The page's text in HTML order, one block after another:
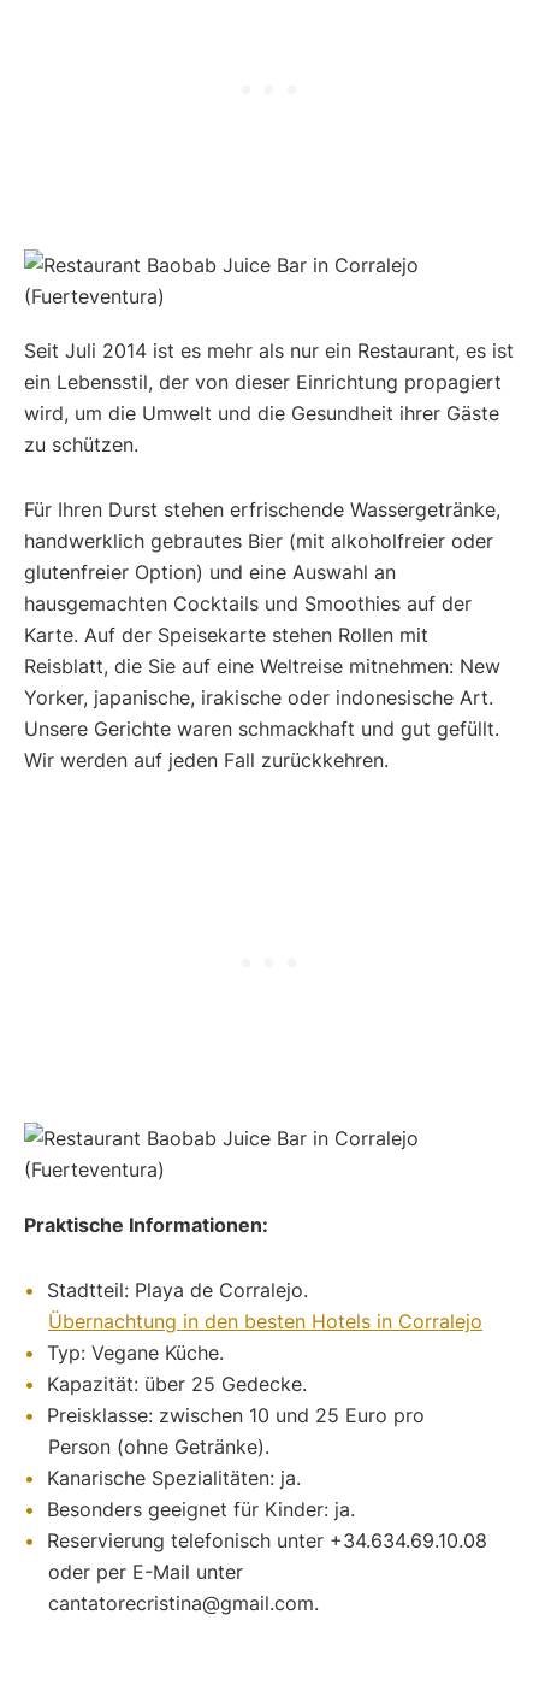
Seit Juli 2014 ist es mehr als nur ein Restaurant, es ist
ein Lebensstil, der von dieser Einrichtung propagiert
wird, um die Umwelt und die Gesundheit ihrer Gäste
zu schützen.
Für Ihren Durst stehen erfrischende Wassergetränke,
handwerklich gebrautes Bier (mit alkoholfreier oder
glutenfreier Option) und eine Auswahl an
hausgemachten Cocktails und Smoothies auf der
Karte. Auf der Speisekarte stehen Rollen mit
Reisblatt, die Sie auf eine Weltreise mitnehmen: New
Yorker, japanische, irakische oder indonesische Art.
Unsere Gerichte waren schmackhaft und gut gefüllt.
Wir werden auf jeden Fall zurückkehren.
Praktische Informationen:
Stadtteil: Playa de Corralejo.
Übernachtung in den besten Hotels in Corralejo
Typ: Vegane Küche.
Kapazität: über 25 Gedecke.
Preisklasse: zwischen 10 und 25 Euro pro
Person (ohne Getränke).
Kanarische Spezialitäten: ja.
Besonders geeignet für Kinder: ja.
Reservierung telefonisch unter +34.634.69.10.08
oder per E-Mail unter
cantatorecristina@gmail.com.